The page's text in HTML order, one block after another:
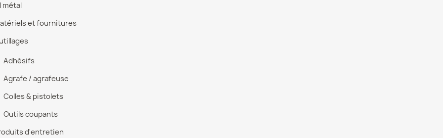
métal
et fournitures
Adhésifs
Agrafe / agrafeuse
Colles & pistolets
Outils coupants
d'entretien